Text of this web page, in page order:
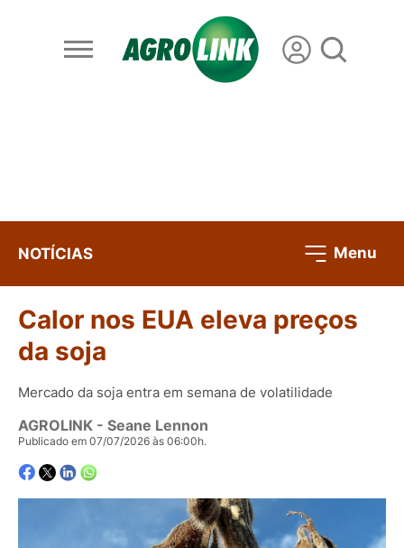
NOTÍCIAS Menu
Calor nos EUA eleva preços
da soja
Mercado da soja entra em semana de volatilidade
AGROLINK - Seane Lennon
Publicado em 07/07/2026 às 06:00h.